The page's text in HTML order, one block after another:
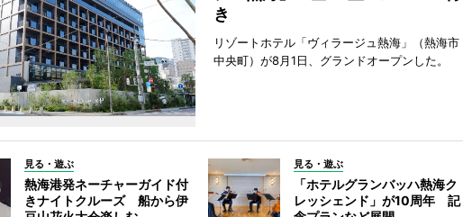
き
リゾートホテル「ヴィラージュ熱海」（熱海市
中央町）が8月1日、グランドオープンした。
見る・遊ぶ
熱海港発ネーチャーガイド付
きナイトクルーズ 船から伊
見る・遊ぶ
「ホテルグランバッハ熱海ク
レッシェンド」が10周年 記